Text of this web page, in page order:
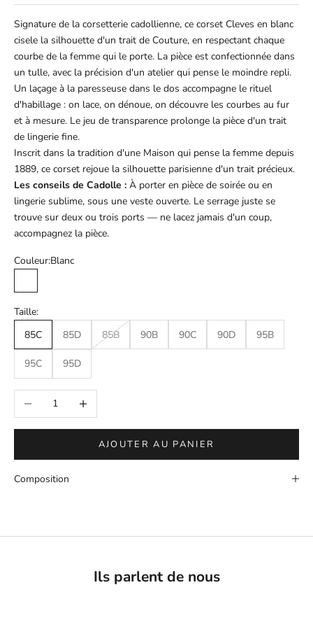
Signature de la corsetterie cadollienne, ce corset Cleves en blanc
cisele la silhouette d'un trait de Couture, en respectant chaque
courbe de la femme qui le porte. La pièce est confectionnée dans
un tulle, avec la précision d'un atelier qui pense le moindre repli.
Un laçage à la paresseuse dans le dos accompagne le rituel
d'habillage : on lace, on dénoue, on découvre les courbes au fur
et à mesure. Le jeu de transparence prolonge la pièce d'un trait
de lingerie fine.
Inscrit dans la tradition d'une Maison qui pense la femme depuis
1889, ce corset rejoue la silhouette parisienne d'un trait précieux.
Les conseils de Cadolle : À porter en pièce de soirée ou en
lingerie sublime, sous une veste ouverte. Le serrage juste se
trouve sur deux ou trois ports — ne lacez jamais d'un coup,
accompagnez la pièce.
Couleur:Blanc
Taille:
85C
85D 85B 90B 90C 90D 95B
95C 95D
Diminuer la quantitéAugmenter la quantité
AJOUTER AU PANIER
Composition
Ils parlent de nous